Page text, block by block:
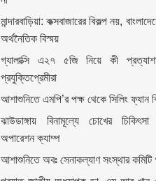
মান্দারবাড়িয়া: কক্সবাজারের বিকল্প নয়,
অর্থনৈতিক বিস্ময়
গ্যালাক্সি এ২৭ ৫জি নিয়ে কী
প্রযুক্তিপ্রেমীরা
আশাশুনিতে এমপি’র পক্ষ থেকে সিলিং ফ্যান
ঝাউডাঙ্গায় বিনামূল্যে চোখের
অপারেশন ক্যাম্প
আশাশুনিতে অবঃ সেনাকল্যাণ সংস্থার কমিটি